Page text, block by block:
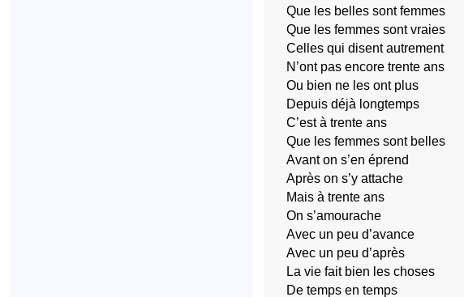
Que les belles sont femmes
Que les femmes sont vraies
Celles qui disent autrement
N’ont pas encore trente ans
Ou bien ne les ont plus
Depuis déjà longtemps
C’est à trente ans
Que les femmes sont belles
Avant on s’en éprend
Après on s’y attache
Mais à trente ans
On s’amourache
Avec un peu d’avance
Avec un peu d’après
La vie fait bien les choses
De temps en temps